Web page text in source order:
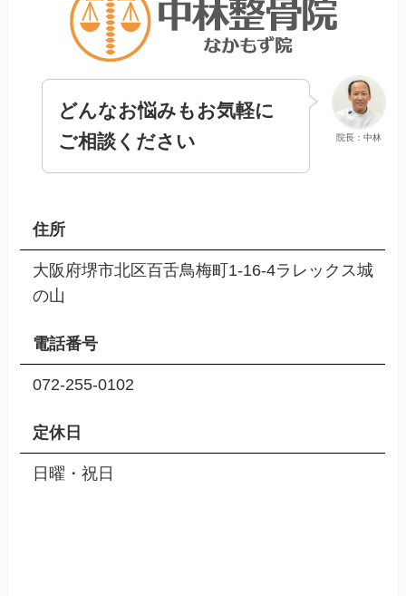
院長：中林
どんなお悩みもお気軽に
ご相談ください
住所
大阪府堺市北区百舌鳥梅町1-16-4ラレックス城
の山
電話番号
072-255-0102
定休日
日曜・祝日